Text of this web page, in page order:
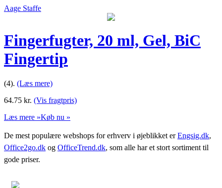
Aage Staffe
Fingerfugter, 20 ml, Gel, BiC
Fingertip
(4). (Læs mere)
64.75 kr. (Vis fragtpris)
Læs mere »Køb nu »
De mest populære webshops for erhverv i øjeblikket erEngsig.dk,
Office2go.dk og OfficeTrend.dk, som alle har et stort sortiment til
gode priser.